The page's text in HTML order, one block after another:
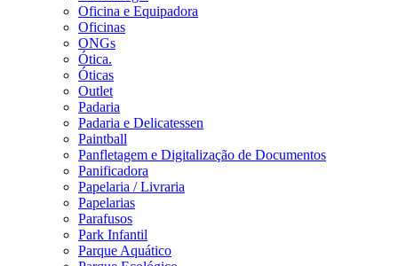
Oficina e Equipadora
Oficinas
ONGs
Ótica.
Óticas
Outlet
Padaria
Padaria e Delicatessen
Paintball
Panfletagem e Digitalização de Documentos
Panificadora
Papelaria / Livraria
Papelarias
Parafusos
Park Infantil
Parque Aquático